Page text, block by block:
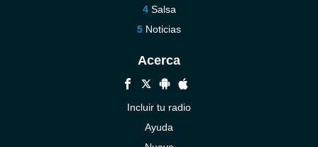
Salsa
Noticias
Acerca
Incluir tu radio
Ayuda